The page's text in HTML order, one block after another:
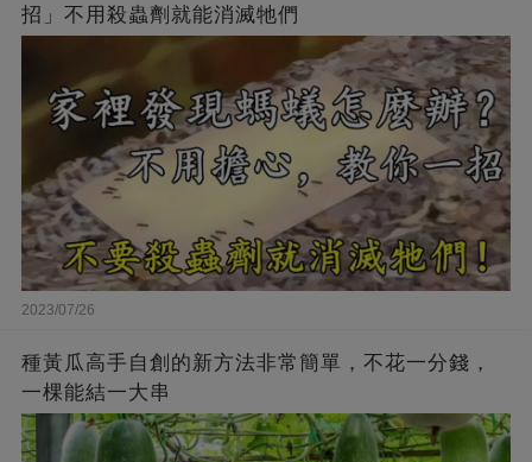
招」不用殺蟲劑就能消滅牠們
2023/07/26
種黃瓜高手自創的新方法非常簡單，不花一分錢，
一棵能結一大串